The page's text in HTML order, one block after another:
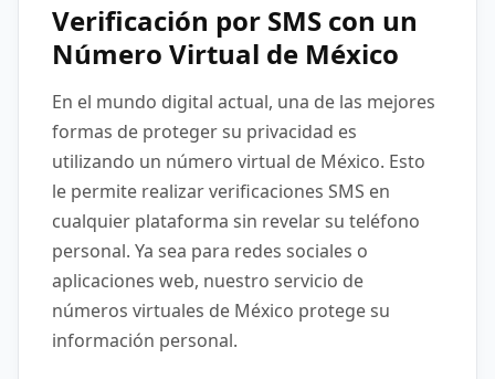
Verificación por SMS con un
Número Virtual de México
En el mundo digital actual, una de las mejores
formas de proteger su privacidad es
utilizando un número virtual de México. Esto
le permite realizar verificaciones SMS en
cualquier plataforma sin revelar su teléfono
personal. Ya sea para redes sociales o
aplicaciones web, nuestro servicio de
números virtuales de México protege su
información personal.